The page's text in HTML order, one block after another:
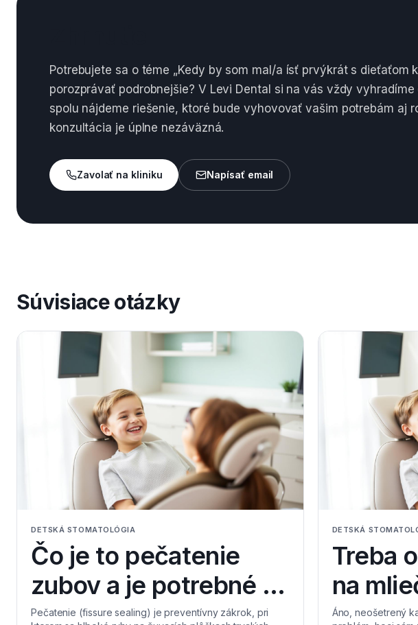
Potrebujete sa o téme „Kedy by som mal/a ísť prvýkrát s dieťaťom
porozprávať podrobnejšie? V Levi Dental si na vás vždy
spolu nájdeme riešenie, ktoré bude vyhovovať vašim potrebám aj
konzultácia je úplne nezáväzná.
Zavolať na kliniku Napísať email
Súvisiace otázky
DETSKÁ STOMATOLÓGIA
Čo je to pečatenie
zubov a je potrebné u
každého dieťaťa?
Pečatenie (fissure sealing) je preventívny zákrok, pri
DETSKÁ
Treba
na
keď aj
Áno, neošetrený